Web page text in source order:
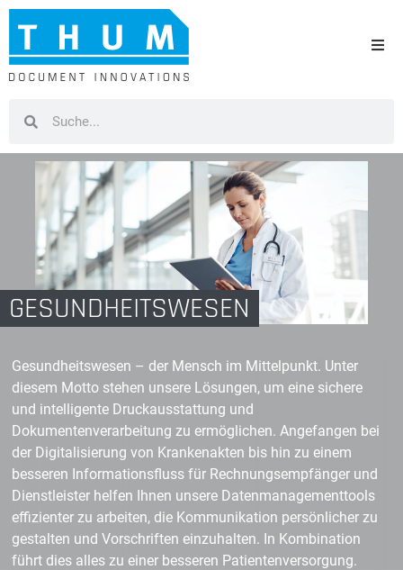
GESUNDHEITSWESEN
Gesundheitswesen – der Mensch im Mittelpunkt. Unter
diesem Motto stehen unsere Lösungen, um eine sichere
und intelligente Druckausstattung und
Dokumentenverarbeitung zu ermöglichen. Angefangen bei
der Digitalisierung von Krankenakten bis hin zu einem
besseren Informationsfluss für Rechnungsempfänger und
Dienstleister helfen Ihnen unsere Datenmanagementtools
effizienter zu arbeiten, die Kommunikation persönlicher zu
gestalten und Vorschriften einzuhalten. In Kombination
führt dies alles zu einer besseren Patientenversorgung.